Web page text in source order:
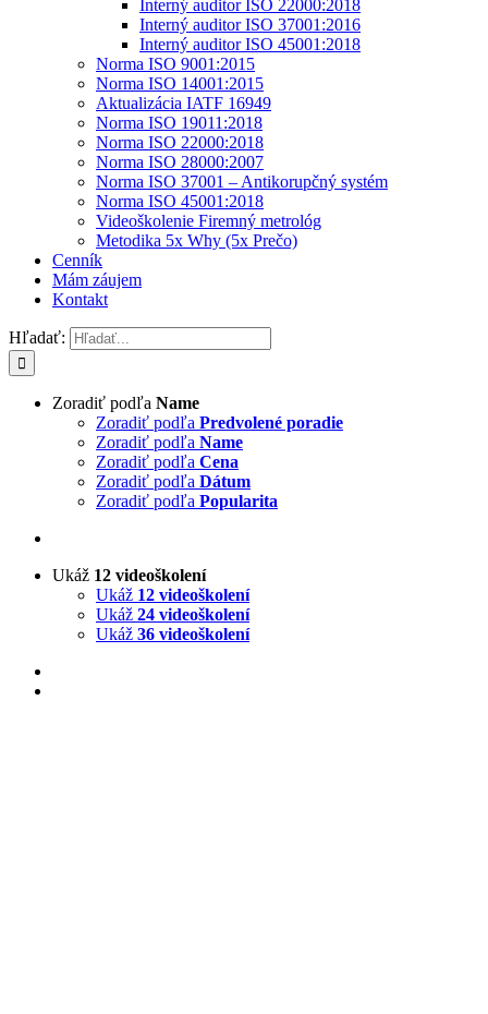
Interný auditor ISO 22000:2018
Interný auditor ISO 37001:2016
Interný auditor ISO 45001:2018
Norma ISO 9001:2015
Norma ISO 14001:2015
Aktualizácia IATF 16949
Norma ISO 19011:2018
Norma ISO 22000:2018
Norma ISO 28000:2007
Norma ISO 37001 – Antikorupčný systém
Norma ISO 45001:2018
Videoškolenie Firemný metrológ
Metodika 5x Why (5x Prečo)
Cenník
Mám záujem
Kontakt
Hľadať:
Zoradiť podľa Name
Zoradiť podľa Predvolené poradie
Zoradiť podľa Name
Zoradiť podľa Cena
Zoradiť podľa Dátum
Zoradiť podľa Popularita
Ukáž 12 videoškolení
Ukáž 12 videoškolení
Ukáž 24 videoškolení
Ukáž 36 videoškolení